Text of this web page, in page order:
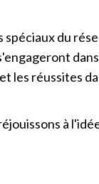
du
réussites
à